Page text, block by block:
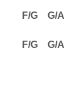
F/G G/A
F/G G/A